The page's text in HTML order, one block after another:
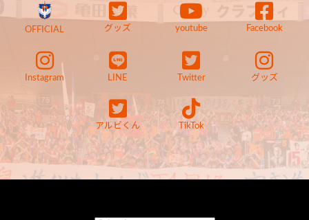
OFFICIAL グッズ youtube Facebook
Instagram LINE Twitter グッズ
アルビくん TikTok